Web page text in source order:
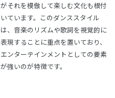
がそれを模倣して楽しむ文化も根付
いています。このダンススタイル
は、音楽のリズムや歌詞を視覚的に
表現することに重点を置いており、
エンターテインメントとしての要素
が強いのが特徴です。